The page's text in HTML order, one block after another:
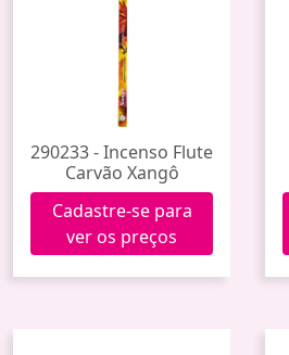
290233 - Incenso Flute
Carvão Xangô
Cadastre-se para
ver os preços